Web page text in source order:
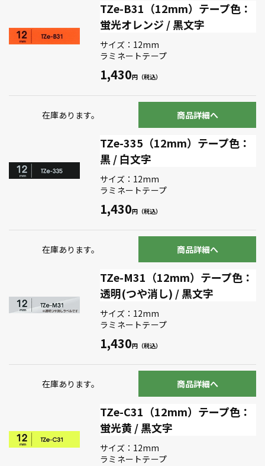
TZe-B31（12mm）テープ色：
蛍光オレンジ / 黒文字
サイズ：12mm
ラミネートテープ
1,430
在庫あります。 商品詳細へ
TZe-335（12mm）テープ色：
黒 / 白文字
サイズ：12mm
ラミネートテープ
1,430
在庫あります。 商品詳細へ
TZe-M31（12mm）テープ色：
透明(つや消し) / 黒文字
サイズ：12mm
ラミネートテープ
1,430
在庫あります。 商品詳細へ
TZe-C31（12mm）テープ色：
蛍光黄 / 黒文字
サイズ：12mm
ラミネートテープ